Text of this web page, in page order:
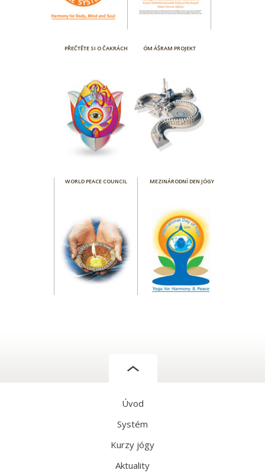
PŘEČTĚTE SI O ČAKRÁCH ÓM ÁŠRAM PROJEKT
WORLD PEACE COUNCIL MEZINÁRODNÍ DEN JÓGY
Úvod
Systém
Kurzy jógy
Aktuality